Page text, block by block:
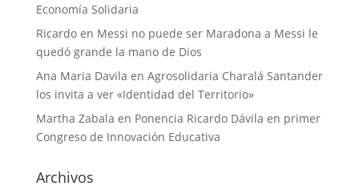
Economía Solidaria
Ricardoen Messi no puede ser Maradona a Messi le
quedó grande la mano de Dios
Ana Maria Davila en Agrosolidaria Charalá Santander
los invita a ver «Identidad del Territorio»
Martha Zabala en Ponencia Ricardo Dávila en primer
Congreso de Innovación Educativa
Archivos